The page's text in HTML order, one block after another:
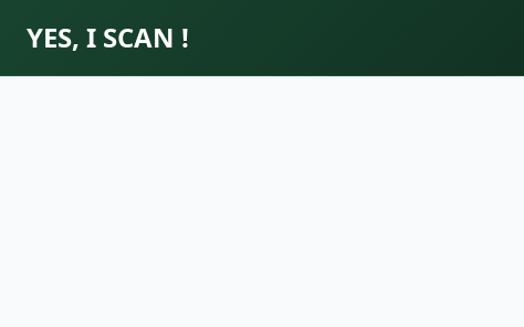
YES, I SCAN !